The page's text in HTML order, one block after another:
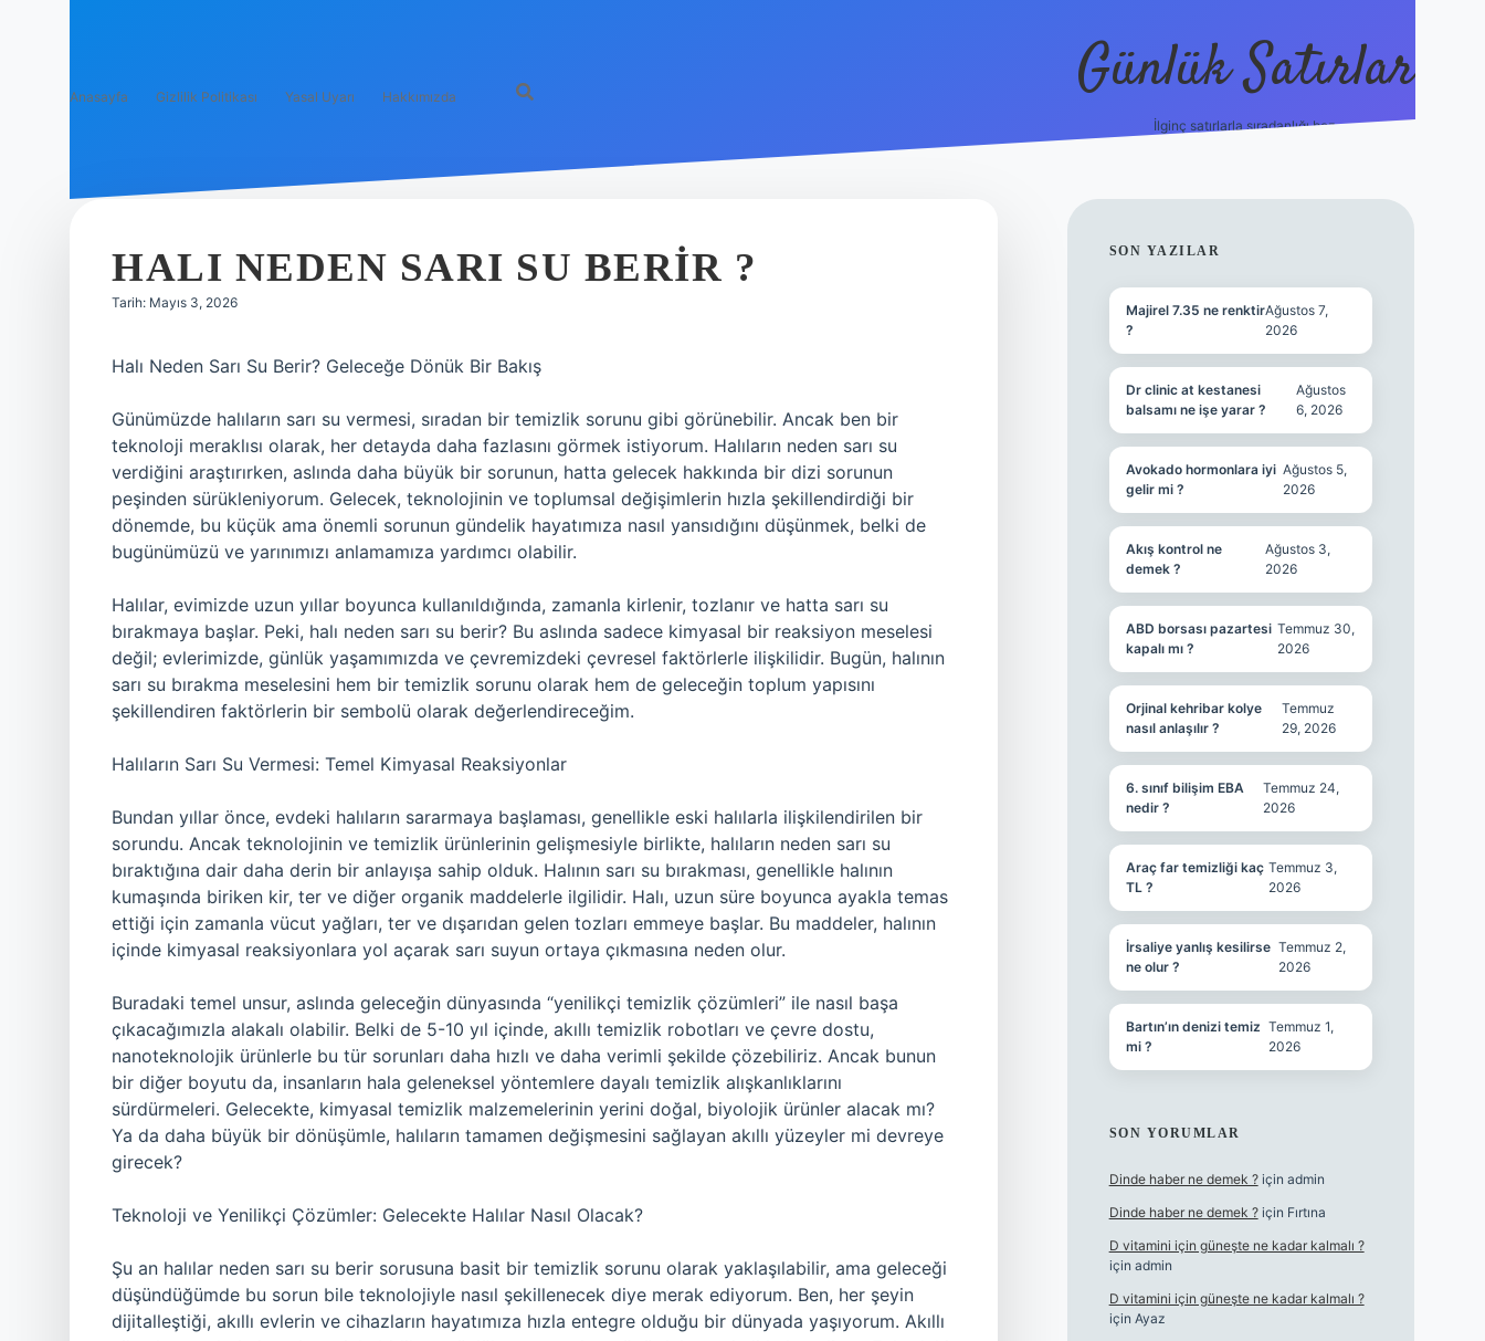
Anasayfa Gizlilik Politikası Yasal Uyarı Hakkımızda Günlük Satırlar
İlginç satırlarla sıradanlığı boz.
HALI NEDEN SARI SU BERIR ?
Tarih: Mayıs 3, 2026
Halı Neden Sarı Su Berir? Geleceğe Dönük Bir Bakış
Günümüzde halıların sarı su vermesi, sıradan bir temizlik sorunu gibi görünebilir. Ancak ben bir
teknoloji meraklısı olarak, her detayda daha fazlasını görmek istiyorum. Halıların neden sarı su
verdiğini araştırırken, aslında daha büyük bir sorunun, hatta gelecek hakkında bir dizi sorunun
peşinden sürükleniyorum. Gelecek, teknolojinin ve toplumsal değişimlerin hızla şekillendirdiği bir
dönemde, bu küçük ama önemli sorunun gündelik hayatımıza nasıl yansıdığını düşünmek, belki de
bugünümüzü ve yarınımızı anlamamıza yardımcı olabilir.
Halılar, evimizde uzun yıllar boyunca kullanıldığında, zamanla kirlenir, tozlanır ve hatta sarı su
bırakmaya başlar. Peki, halı neden sarı su berir? Bu aslında sadece kimyasal bir reaksiyon meselesi
değil; evlerimizde, günlük yaşamımızda ve çevremizdeki çevresel faktörlerle ilişkilidir. Bugün, halının
sarı su bırakma meselesini hem bir temizlik sorunu olarak hem de geleceğin toplum yapısını
şekillendiren faktörlerin bir sembolü olarak değerlendireceğim.
Halıların Sarı Su Vermesi: Temel Kimyasal Reaksiyonlar
Bundan yıllar önce, evdeki halıların sararmaya başlaması, genellikle eski halılarla ilişkilendirilen bir
sorundu. Ancak teknolojinin ve temizlik ürünlerinin gelişmesiyle birlikte, halıların neden sarı su
bıraktığına dair daha derin bir anlayışa sahip olduk. Halının sarı su bırakması, genellikle halının
kumaşında biriken kir, ter ve diğer organik maddelerle ilgilidir. Halı, uzun süre boyunca ayakla temas
ettiği için zamanla vücut yağları, ter ve dışarıdan gelen tozları emmeye başlar. Bu maddeler, halının
içinde kimyasal reaksiyonlara yol açarak sarı suyun ortaya çıkmasına neden olur.
Buradaki temel unsur, aslında geleceğin dünyasında “yenilikçi temizlik çözümleri” ile nasıl başa
çıkacağımızla alakalı olabilir. Belki de 5-10 yıl içinde, akıllı temizlik robotları ve çevre dostu,
nanoteknolojik ürünlerle bu tür sorunları daha hızlı ve daha verimli şekilde çözebiliriz. Ancak bunun
bir diğer boyutu da, insanların hala geleneksel yöntemlere dayalı temizlik alışkanlıklarını
sürdürmeleri. Gelecekte, kimyasal temizlik malzemelerinin yerini doğal, biyolojik ürünler alacak mı?
Ya da daha büyük bir dönüşümle, halıların tamamen değişmesini sağlayan akıllı yüzeyler mi devreye
girecek?
Teknoloji ve Yenilikçi Çözümler: Gelecekte Halılar Nasıl Olacak?
Şu an halılar neden sarı su berir sorusuna basit bir temizlik sorunu olarak yaklaşılabilir, ama geleceği
düşündüğümde bu sorun bile teknolojiyle nasıl şekillenecek diye merak ediyorum. Ben, her şeyin
dijitalleştiği, akıllı evlerin ve cihazların hayatımıza hızla entegre olduğu bir dünyada yaşıyorum. Akıllı
SIDEBAR
SON YAZILAR
Majirel 7.35 ne renktir
?
Ağustos 7,
2026
Dr clinic at kestanesi
balsamı ne işe yarar ?
Ağustos
6, 2026
Avokado hormonlara iyi
gelir mi ?
Ağustos 5,
2026
Akış kontrol ne
demek ?
Ağustos 3,
2026
ABD borsası pazartesi
kapalı mı ?
Temmuz 30,
2026
Orjinal kehribar kolye
nasıl anlaşılır ?
Temmuz
29, 2026
6. sınıf bilişim EBA
nedir ?
Temmuz 24,
2026
Araç far temizliği kaç
TL ?
Temmuz 3,
2026
İrsaliye yanlış kesilirse
ne olur ?
Temmuz 2,
2026
Bartın’ın denizi temiz
mi ?
Temmuz 1,
2026
SON YORUMLAR
Dinde haber ne demek ?için admin
Dinde haber ne demek ?için Fırtına
D vitamini için güneşte ne kadar kalmalı ?
için admin
D vitamini için güneşte ne kadar kalmalı ?
için Ayaz
betci giriş